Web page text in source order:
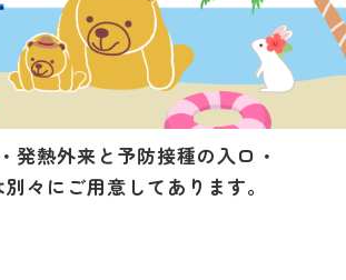
発熱外来と予防接種の入口・
々にご用意してあります。